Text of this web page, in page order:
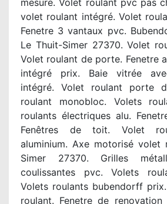
mesure. Volet roulant pvc pas
volet roulant intégré. Volet
Fenetre 3 vantaux pvc.
Le Thuit-Simer 27370. Volet
Volet roulant de porte. Fenetre
intégré prix. Baie vitrée
intégré. Volet roulant porte
roulant monobloc. Volets
roulants électriques alu.
Fenêtres de toit. Volet
aluminium. Axe motorisé volet
Simer 27370. Grilles
coulissantes pvc. Volets
Volets roulants bubendorff
roulant. Fenetre de